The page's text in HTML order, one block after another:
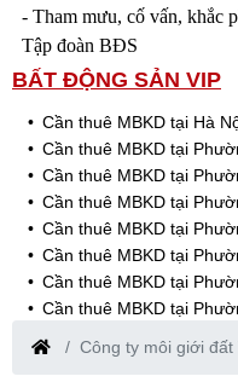
- Tham mưu, cố vấn, khắc
Tập đoàn BĐS
BẤT ĐỘNG SẢN VIP
Cần thuê MBKD tại Hà
Cần thuê MBKD tại
Cần thuê MBKD tại
Cần thuê MBKD tại
Cần thuê MBKD tại
Cần thuê MBKD tại
Cần thuê MBKD tại
Cần thuê MBKD tại
Cần thuê MBKD tại
Cần thuê MBKD tại
Công ty môi giới